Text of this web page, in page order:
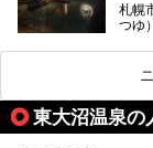
地体
をは
札幌
つゆ
この
ス
空間
今回
東大沼温泉の